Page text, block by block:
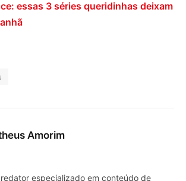
essas 3 séries queridinhas deixam
Amorim
redator especializado em conteúdo de